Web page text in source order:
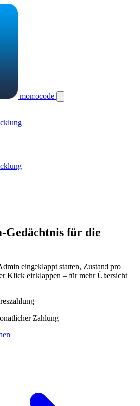
momocode
Gedächtnis für die
eingeklappt starten, Zustand pro
Klick einklappen – für mehr Übersicht
Zahlung